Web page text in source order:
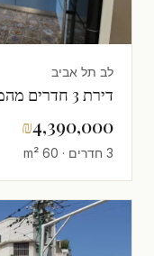
לב תל אביב
דירת 3 חדרים מהממת בבניין חדש עם חניה וממ״ד
₪4,390,000
3 חדרים · 60 m²